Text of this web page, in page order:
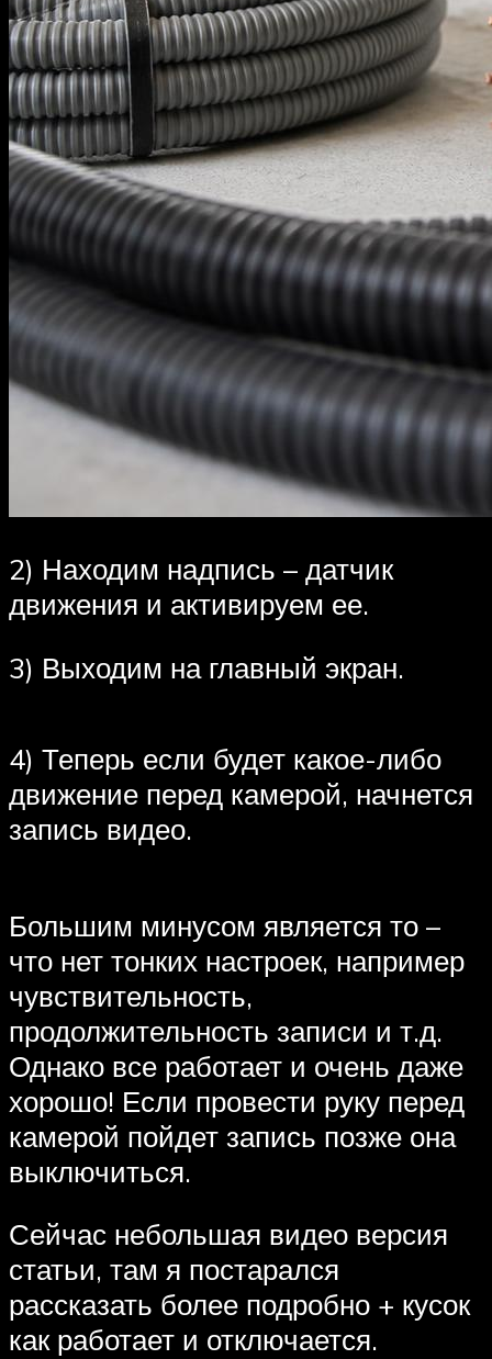
2) Находим надпись – датчик
движения и активируем ее.
3) Выходим на главный экран.
4) Теперь если будет какое-либо
движение перед камерой, начнется
запись видео.
Большим минусом является то –
что нет тонких настроек, например
чувствительность,
продолжительность записи и т.д.
Однако все работает и очень даже
хорошо! Если провести руку перед
камерой пойдет запись позже она
выключиться.
Сейчас небольшая видео версия
статьи, там я постарался
рассказать более подробно + кусок
как работает и отключается.